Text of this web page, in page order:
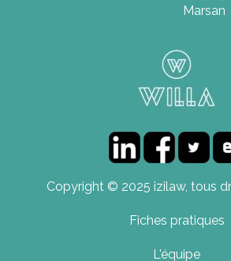
Marsan
Copyright © 2025 izilaw, tous
Fiches pratiques
L'équipe